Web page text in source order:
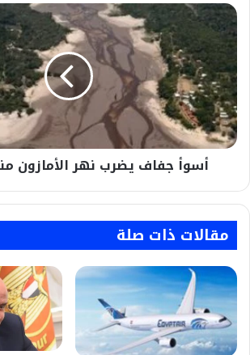
أسوأ
جفاف
يضرب
نهر
الأمازون
منذ
122
عاما..
أسوأ جفاف يضرب نهر الأمازون منذ 122
مقالات ذات صلة